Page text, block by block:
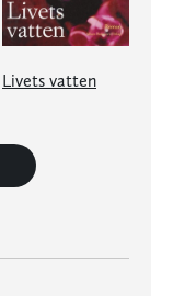
Livets vatten